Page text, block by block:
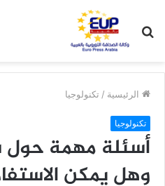
عن
الرئيسية / تكنولوجيا
تكنولوجيا
وهل يمكن